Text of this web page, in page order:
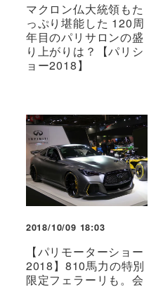
マクロン仏大統領もた
っぷり堪能した 120周
年目のパリサロンの盛
り上がりは？【パリシ
ョー2018】
2018/10/09 18:03
【パリモーターショー
2018】810馬力の特別
限定フェラーリも。会